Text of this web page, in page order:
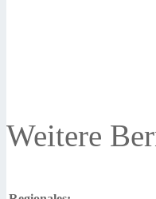
Weitere